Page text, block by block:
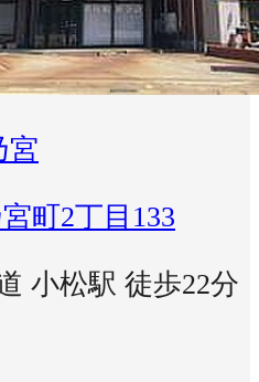
宮
町2丁目133
小松駅 徒歩22分